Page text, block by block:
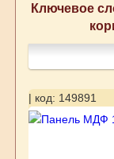
Ключевое
| код: 149891